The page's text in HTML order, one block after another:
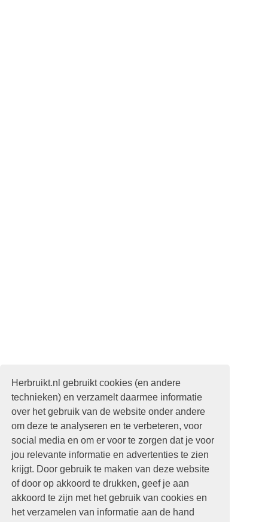
Herbruikt.nl gebruikt cookies (en andere
technieken) en verzamelt daarmee informatie
over het gebruik van de website onder andere
om deze te analyseren en te verbeteren, voor
social media en om er voor te zorgen dat je voor
jou relevante informatie en advertenties te zien
krijgt. Door gebruik te maken van deze website
of door op akkoord te drukken, geef je aan
akkoord te zijn met het gebruik van cookies en
het verzamelen van informatie aan de hand